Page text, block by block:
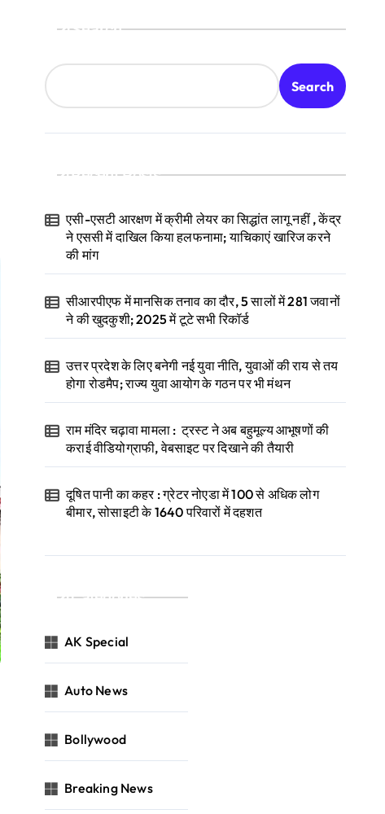
Search
Search
Recent Posts
एसी-एसटी आरक्षण में क्रीमी लेयर का सिद्धांत लागू नहीं , केंद्र
ने एससी में दाखिल किया हलफनामा; याचिकाएं खारिज करने
की मांग
सीआरपीएफ में मानसिक तनाव का दौर, 5 सालों में 281 जवानों
ने की खुदकुशी; 2025 में टूटे सभी रिकॉर्ड
उत्तर प्रदेश के लिए बनेगी नई युवा नीति, युवाओं की राय से तय
होगा रोडमैप; राज्य युवा आयोग के गठन पर भी मंथन
राम मंदिर चढ़ावा मामला : ट्रस्ट ने अब बहुमूल्य आभूषणों की
कराई वीडियोग्राफी, वेबसाइट पर दिखाने की तैयारी
दूषित पानी का कहर : ग्रेटर नोएडा में 100 से अधिक लोग
बीमार, सोसाइटी के 1640 परिवारों में दहशत
Categories
AK Special
Auto News
Bollywood
Breaking News